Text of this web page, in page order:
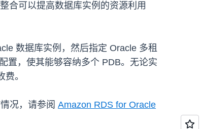
合可以提高数据库实例的资源利用
数据库实例，然后指定 Oracle 多租
置，使其能够容纳多个 PDB。无论实
。
况，请参阅 Amazon RDS for Oracle